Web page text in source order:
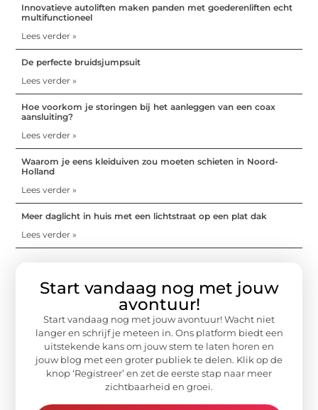
Innovatieve autoliften maken panden met goederenliften echt
multifunctioneel
Lees verder »
De perfecte bruidsjumpsuit
Lees verder »
Hoe voorkom je storingen bij het aanleggen van een coax
aansluiting?
Lees verder »
Waarom je eens kleiduiven zou moeten schieten in Noord-
Holland
Lees verder »
Meer daglicht in huis met een lichtstraat op een plat dak
Lees verder »
Start vandaag nog met jouw
avontuur!
Start vandaag nog met jouw avontuur! Wacht niet
langer en schrijf je meteen in. Ons platform biedt een
uitstekende kans om jouw stem te laten horen en
jouw blog met een groter publiek te delen. Klik op de
knop ‘Registreer’ en zet de eerste stap naar meer
zichtbaarheid en groei.